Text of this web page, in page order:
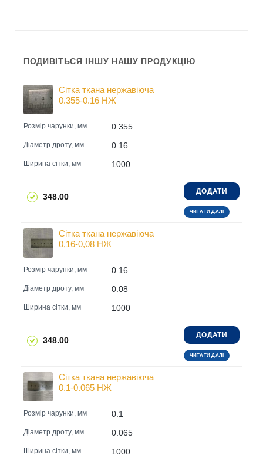
ПОДИВІТЬСЯ ІНШУ НАШУ ПРОДУКЦІЮ
Сітка ткана нержавіюча
0.355-0.16 НЖ
Розмір чарунки, мм 0.355
Діаметр дроту, мм 0.16
Ширина сітки, мм 1000
348.00
ДОДАТИ
ЧИТАТИ ДАЛІ
Сітка ткана нержавіюча
0,16-0,08 НЖ
Розмір чарунки, мм 0.16
Діаметр дроту, мм 0.08
Ширина сітки, мм 1000
348.00
ДОДАТИ
ЧИТАТИ ДАЛІ
Сітка ткана нержавіюча
0.1-0.065 НЖ
Розмір чарунки, мм 0.1
Діаметр дроту, мм 0.065
Ширина сітки, мм 1000